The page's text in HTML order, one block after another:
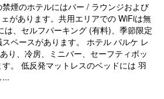
煙のホテルにはバー / ラウンジおよび
があります。共用エリアでの WiFiは無
は、セルフパーキング (有料)、季節限定
ペースがあります。 ホテル パルケ レ
り、冷房、ミニバー、セーフティボッ
。 低反発マットレスのベッドには 羽
...